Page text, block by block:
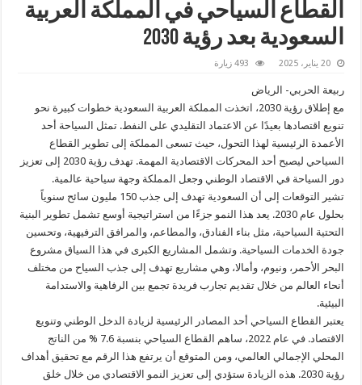
القطاع السياحي في المملكة العربية
السعودية بعد رؤية 2030
20 يناير، 2025 493 زيارة
ربيعة الحربي- الرياض
مع إطلاق رؤية 2030، اتخذت المملكة العربية السعودية خطوات كبيرة نحو
تنويع اقتصادها بعيدًا عن الاعتماد التقليدي على النفط. تمثل السياحة أحد
الأعمدة الرئيسية لهذا التحول، حيث تسعى المملكة إلى تطوير القطاع
السياحي ليصبح أحد المحركات الاقتصادية المهمة. تهدف رؤية 2030 إلى تعزيز
دور السياحة في الاقتصاد الوطني وجعل المملكة وجهة سياحية عالمية.
تشير التوقعات إلى أن السعودية تهدف إلى جذب 150 مليون سائح سنوياً
بحلول عام 2030. يعد هذا النمو جزءًا من استراتيجية أوسع تشمل تطوير البنية
التحتية السياحية، مثل بناء الفنادق، والمطاعم، والمرافق الترفيهية، وتحسين
جودة الخدمات السياحية. وتشمل المشاريع الكبرى في هذا السياق مشروع
البحر الأحمر، ونيوم، وأمالا، وهي مشاريع تهدف إلى جذب السياح من مختلف
أنحاء العالم من خلال تقديم تجارب فريدة تجمع بين الرفاهية والاستدامة
البيئية.
يعتبر القطاع السياحي أحد المصادر الرئيسية لزيادة الدخل الوطني وتنويع
الاقتصاد. في عام 2022، ساهم القطاع السياحي بنسبة 7.6 % من الناتج
المحلي الإجمالي العالمي، ومن المتوقع أن يرتفع هذا الرقم مع تحقيق أهداف
رؤية 2030. هذه الزيادة ستؤدي إلى تعزيز النمو الاقتصادي من خلال خلق